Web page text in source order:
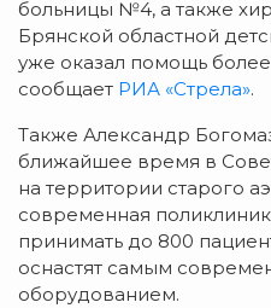
больницы №4, а также
Брянской областной
уже оказал помощь
сообщает РИА «Стрела».
Также Александр
ближайшее время в
на территории старого
современная
принимать до 800
оснастят самым
оборудованием.